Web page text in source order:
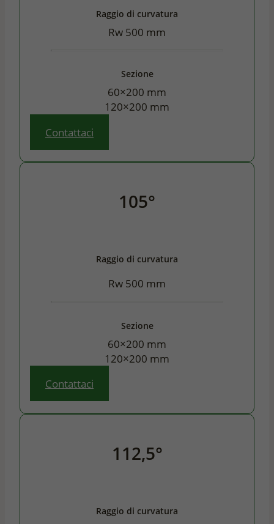
Raggio di curvatura
Rw 500 mm
Sezione
60×200 mm
120×200 mm
Contattaci
105°
Raggio di curvatura
Rw 500 mm
Sezione
60×200 mm
120×200 mm
Contattaci
112,5°
Raggio di curvatura